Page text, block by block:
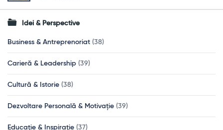
Idei & Perspective
Business & Antreprenoriat (38)
Carieră & Leadership (39)
Cultură & Istorie (38)
Dezvoltare Personală & Motivație (39)
Educație & Inspirație (37)